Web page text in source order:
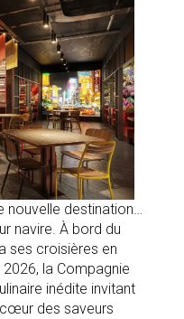
nouvelle destination…
navire. À bord du
ses croisières en
la Compagnie
inédite invitant
des saveurs